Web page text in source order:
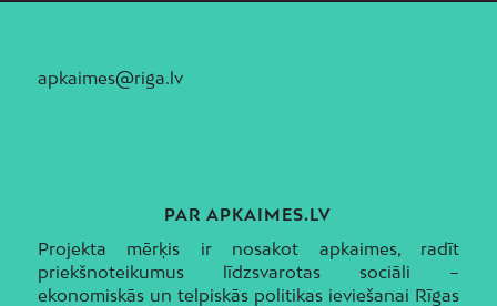
apkaimes@riga.lv
PAR APKAIMES.LV
Projekta mērķis ir nosakot apkaimes, radīt
priekšnoteikumus līdzsvarotas sociāli –
ekonomiskās un telpiskās politikas ieviešanai Rīgas